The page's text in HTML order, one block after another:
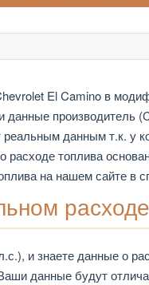
El Camino в
производитель
данным т.к. у
топлива
на нашем сайте в
и знаете данные о
данные будут